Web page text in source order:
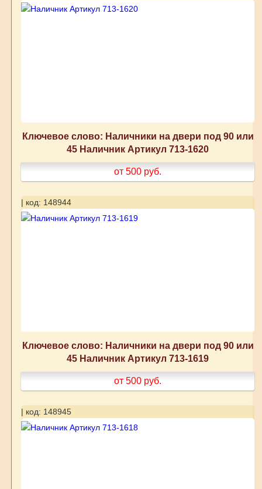
Ключевое слово: Наличники на двери под 90 или
45 Наличник Артикул 713-1620
от 500 руб.
| код: 148944
Ключевое слово: Наличники на двери под 90 или
45 Наличник Артикул 713-1619
от 500 руб.
| код: 148945